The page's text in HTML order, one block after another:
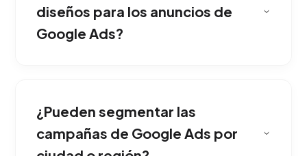
clic en la pauta.
diseños para los anuncios de
Google Ads?
garantizando que el gasto se traduzca en
ganancias reales.
¿Pueden segmentar las
campañas de Google Ads por